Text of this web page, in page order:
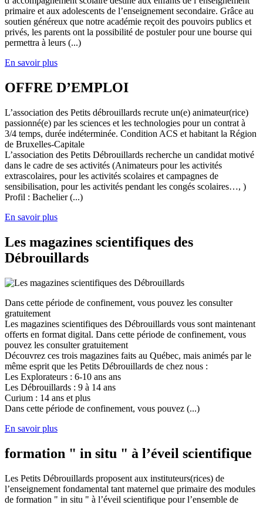
primaire et aux adolescents de l’enseignement secondaire. Grâce au
soutien généreux que notre académie reçoit des pouvoirs publics et
privés, les parents ont la possibilité de postuler pour une bourse qui
permettra à leurs (...)
En savoir plus
OFFRE D’EMPLOI
L’association des Petits débrouillards recrute un(e) animateur(rice)
passionné(e) par les sciences et les technologies pour un contrat à
3/4 temps, durée indéterminée. Condition ACS et habitant la Région
de Bruxelles-Capitale
L’association des Petits Débrouillards recherche un candidat motivé
dans le cadre de ses activités (Animateurs pour les activités
extrascolaires, pour les activités scolaires et campagnes de
sensibilisation, pour les activités pendant les congés scolaires…, )
Profil : Bachelier (...)
En savoir plus
Les magazines scientifiques des
Débrouillards
Dans cette période de confinement, vous pouvez les consulter
gratuitement
Les magazines scientifiques des Débrouillards vous sont maintenant
offerts en format digital. Dans cette période de confinement, vous
pouvez les consulter gratuitement
Découvrez ces trois magazines faits au Québec, mais animés par le
même esprit que les Petits Débrouillards de chez nous :
Les Explorateurs : 6-10 ans ans
Les Débrouillards : 9 à 14 ans
Curium : 14 ans et plus
Dans cette période de confinement, vous pouvez (...)
En savoir plus
formation " in situ " à l’éveil scientifique
Les Petits Débrouillards proposent aux instituteurs(rices) de
l’enseignement fondamental tant maternel que primaire des modules
de formation " in situ " à l’éveil scientifique pour l’ensemble de